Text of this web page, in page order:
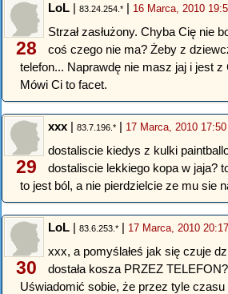
28
LoL | 83.24.254.* | 16 Marca, 2010
Strzał zasłużony. Chyba Cię nie
coś czego nie ma? Żeby z
telefon... Naprawdę nie masz jaj i jest z
Mówi Ci to facet.
29
xxx | 83.7.196.* | 17 Marca, 2010 17:50
dostaliscie kiedys z kulki
dostaliscie lekkiego kopa w jaja?
to jest ból, a nie pierdzielcie ze mu sie
30
LoL | 83.6.253.* | 17 Marca, 2010 20:17
xxx, a pomyślałeś jak się czuje
dostała kosza PRZEZ
Uświadomić sobie, że przez tyle